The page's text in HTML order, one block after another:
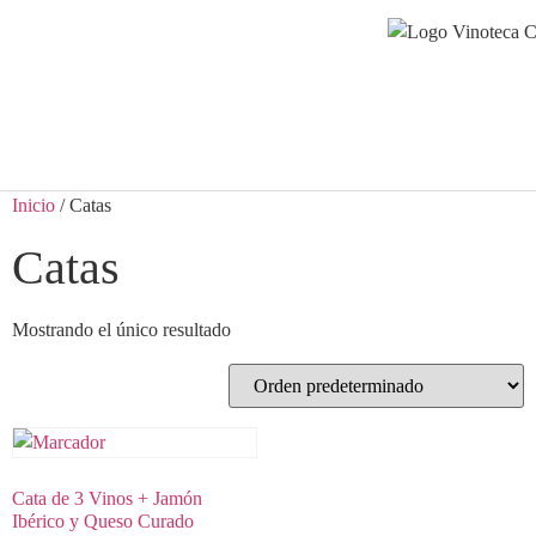
Inicio / Catas
Catas
Mostrando el único resultado
Cata de 3 Vinos + Jamón
Ibérico y Queso Curado